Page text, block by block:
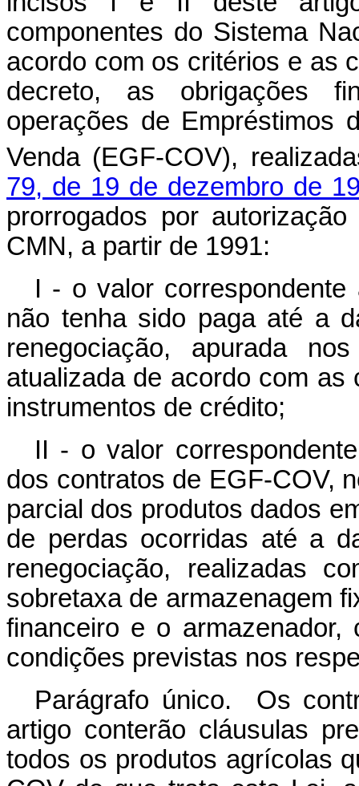
componentes do Sistema
acordo com os critérios e as
decreto, as obrigações
operações de Empréstimos
Venda (EGF-COV),
79, de 19 de dezembro de
prorrogados por
CMN, a partir de 1991:
I - o valor
não tenha sido paga até a
renegociação, apurada
atualizada de acordo com
instrumentos de crédito;
II - o valor
dos contratos de EGF-COV,
parcial dos produtos dados
de perdas ocorridas até a
renegociação, realizadas
sobretaxa de armazenagem
financeiro e o
condições previstas nos
Parágrafo único. Os
artigo conterão cláusulas
todos os produtos agrícolas